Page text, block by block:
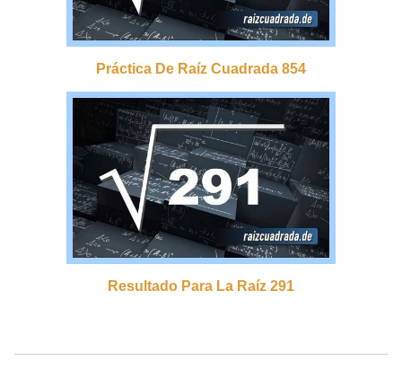
Práctica De Raíz Cuadrada 854
Resultado Para La Raíz 291